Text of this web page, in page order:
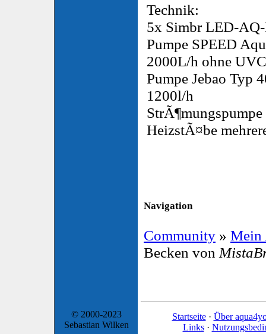
Technik:
5x Simbr LED-
Pumpe SPEED
2000L/h ohne UVC
Pumpe Jebao Typ
1200l/h
StrÃ¶mungspumpe
HeizstÃ¤be
Navigation
Community » Mein
Becken von
© 2000-2023
Sebastian Wilken
Startseite· Über
Links·